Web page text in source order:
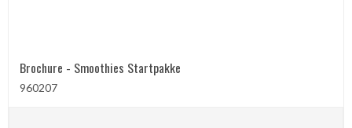
Brochure - Smoothies Startpakke
960207